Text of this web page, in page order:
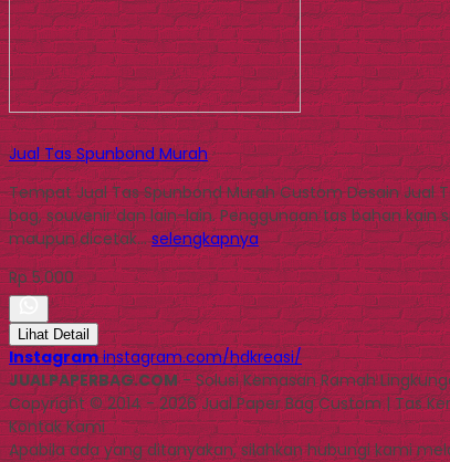
Jual Tas Spunbond Murah
Tempat Jual Tas Spunbond Murah Custom Desain Jual
bag, souvenir dan lain-lain. Penggunaan tas bahan
maupun dicetak…selengkapnya
Rp 5.000
Lihat Detail
Instagram instagram.com/hdkreasi/
JUALPAPERBAG.COM- Solusi Kemasan Ramah
Copyright © 2014 - 2026 Jual Paper Bag Custom | Tas
Kontak Kami
Apabila ada yang ditanyakan, silahkan hubungi kami